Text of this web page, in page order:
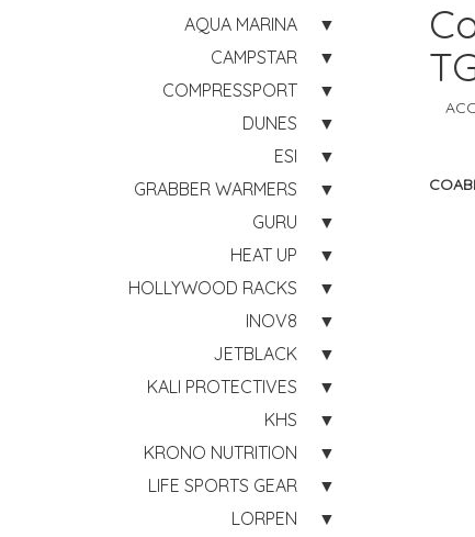
AQUA MARINA
CAMPSTAR
COMPRESSPORT
DUNES
ESI
GRABBER WARMERS
GURU
HEAT UP
HOLLYWOOD RACKS
INOV8
JETBLACK
KALI PROTECTIVES
KHS
KRONO NUTRITION
LIFE SPORTS GEAR
LORPEN